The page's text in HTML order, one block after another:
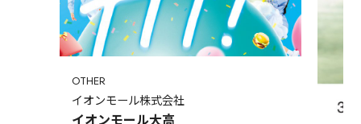
OTHER
イオンモール株式会社
イオンモール大高